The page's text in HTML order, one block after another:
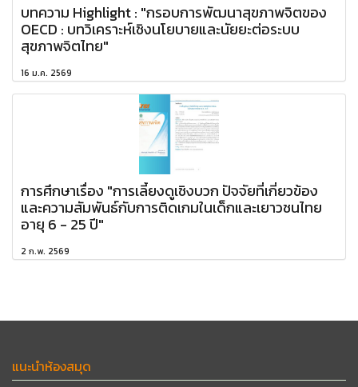
บทความ Highlight : "กรอบการพัฒนาสุขภาพจิตของ
OECD : บทวิเคราะห์เชิงนโยบายและนัยยะต่อระบบ
สุขภาพจิตไทย"
16 ม.ค. 2569
การศึกษาเรื่อง "การเลี้ยงดูเชิงบวก ปัจจัยที่เกี่ยวข้อง
และความสัมพันธ์กับการติดเกมในเด็กและเยาวชนไทย
อายุ 6 - 25 ปี"
2 ก.พ. 2569
แนะนำห้องสมุด